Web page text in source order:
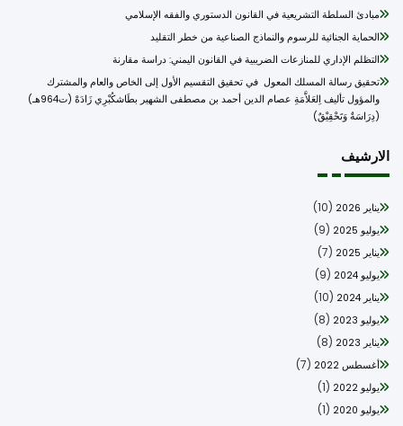
مبادئ السلطة التشريعية في القانون الدستوري والفقه الإسلامي
الحماية الجنائية للرسوم والنماذج الصناعية من خطر التقليد
التظلم الإداري للمنازعات الضريبية في القانون اليمني: دراسة مقارنة
تحقيق رسالة المسلك المعول في تحقيق التقسيم الأول إلى الخاص والعام والمشترك
والمؤول تأليف اِلعَلاَّمَةِ عصام الدين أحمد بن مصطفى الشهير بطَاشكُبْرِي زَادَهْ (ت964هـ)
(دِرَاسَةٌ وَتَحْقِيْقٌ)
يناير 2026 (10)
يوليو 2025 (9)
يناير 2025 (7)
يوليو 2024 (9)
يناير 2024 (10)
يوليو 2023 (8)
يناير 2023 (8)
أغسطس 2022 (7)
يوليو 2022 (1)
يوليو 2020 (1)